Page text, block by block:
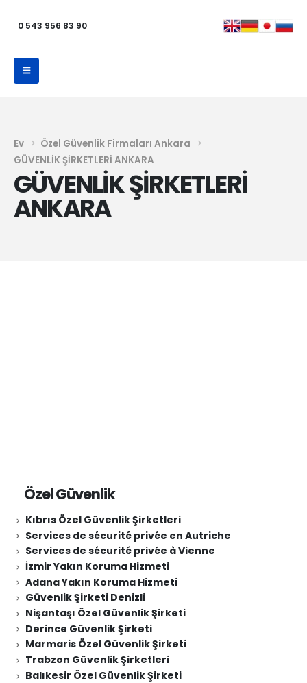
0 543 956 83 90
Ev
Özel Güvenlik Firmaları Ankara
GÜVENLİK ŞİRKETLERİ ANKARA
GÜVENLİK ŞİRKETLERİ
ANKARA
Özel Güvenlik
Kıbrıs Özel Güvenlik Şirketleri
Services de sécurité privée en Autriche
Services de sécurité privée à Vienne
İzmir Yakın Koruma Hizmeti
Adana Yakın Koruma Hizmeti
Güvenlik Şirketi Denizli
Nişantaşı Özel Güvenlik Şirketi
Derince Güvenlik Şirketi
Marmaris Özel Güvenlik Şirketi
Trabzon Güvenlik Şirketleri
Balıkesir Özel Güvenlik Şirketi